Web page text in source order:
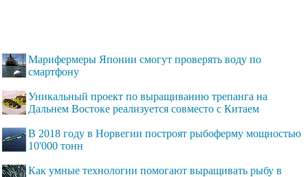
Марифермеры Японии смогут проверять воду по
смартфону
Уникальный проект по выращиванию трепанга на
Дальнем Востоке реализуется совместо с Китаем
В 2018 году в Норвегии построят рыбоферму мощностью
10'000 тонн
Как умные технологии помогают выращивать рыбу в